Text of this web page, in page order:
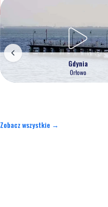
Gdynia
Orłowo
Zobacz wszystkie →